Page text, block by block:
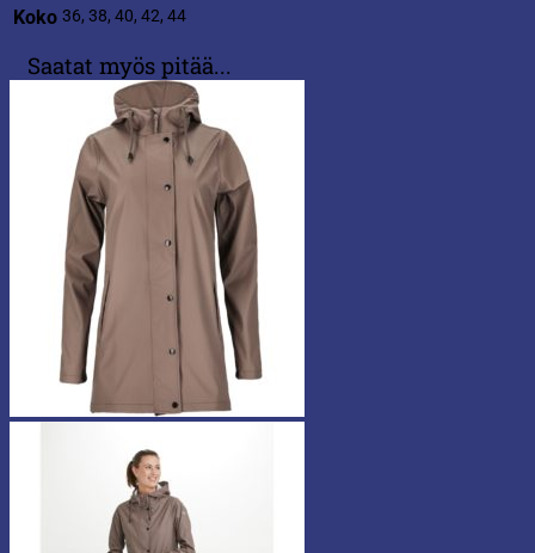
Koko 36, 38, 40, 42, 44
Saatat myös pitää...